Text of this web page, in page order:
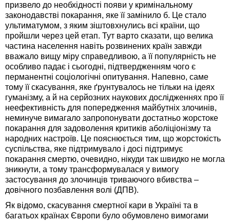
призвело до необхідності появи у кримінальному
законодавстві покарання, яке її замінило б. Це стало
ультиматумом, з яким зіштовхнулись всі країни, що
пройшли через цей етап. Тут варто сказати, що велика
частина населення навіть розвинених країн завжди
вважало вищу міру справедливою, а її популярність не
особливо падає і сьогодні, підтвердженням чого є
перманентні соціологічні опитування. Напевно, саме
тому її скасування, яке ґрунтувалось не тільки на ідеях
гуманізму, а й на серйозних наукових дослідженнях про її
неефективність для попередження майбутніх злочинів,
неминуче вимагало запропонувати достатньо жорстоке
покарання для задоволення критиків аболіціонізму та
народних настроїв. Це пояснюється тим, що жорстокість
суспільства, яке підтримувало і досі підтримує
покарання смертю, очевидно, нікуди так швидко не могла
зникнути, а тому трансформувалася у вимогу
застосування до злочинців триваючого вбивства –
довічного позбавлення волі (ДПВ).
Як відомо, скасування смертної кари в Україні та в
багатьох країнах Європи було обумовлено вимогами